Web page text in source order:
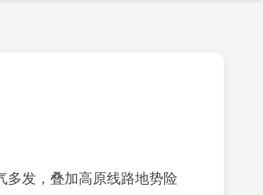
多发，叠加高原线路地势险